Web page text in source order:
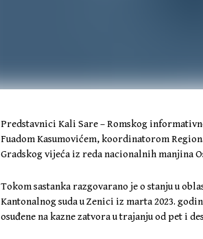
Predstavnici Kali Sare – Romskog
Fuadom Kasumovićem, koordinatorom
Gradskog vijeća iz reda nacionalnih manjina
Tokom sastanka razgovarano je o stanju u
Kantonalnog suda u Zenici iz marta 2023.
osuđene na kazne zatvora u trajanju od pet i